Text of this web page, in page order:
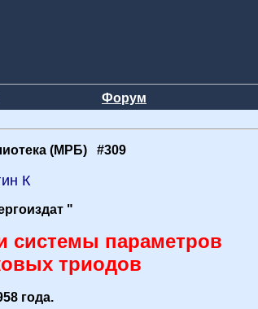
Форум
(МРБ) #309
К
"
системы параметров
триодов
года.